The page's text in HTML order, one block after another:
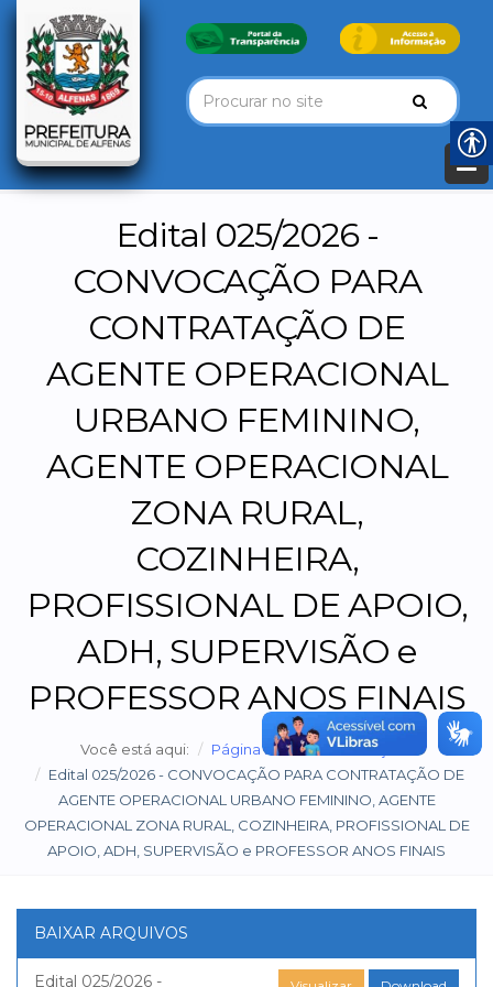
Edital 025/2026 -
CONVOCAÇÃO PARA
CONTRATAÇÃO DE
AGENTE OPERACIONAL
URBANO FEMININO,
AGENTE OPERACIONAL
ZONA RURAL,
COZINHEIRA,
PROFISSIONAL DE APOIO,
ADH, SUPERVISÃO e
PROFESSOR ANOS FINAIS
Você está aqui: Página inicial
Publicações
Edital 025/2026 - CONVOCAÇÃO PARA CONTRATAÇÃO DE
AGENTE OPERACIONAL URBANO FEMININO, AGENTE
OPERACIONAL ZONA RURAL, COZINHEIRA, PROFISSIONAL DE
APOIO, ADH, SUPERVISÃO e PROFESSOR ANOS FINAIS
BAIXAR ARQUIVOS
Edital 025/2026 -